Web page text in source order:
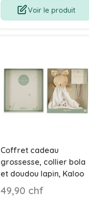
Voir le produit
Coffret cadeau
grossesse, collier bola
et doudou lapin, Kaloo
49,90 chf